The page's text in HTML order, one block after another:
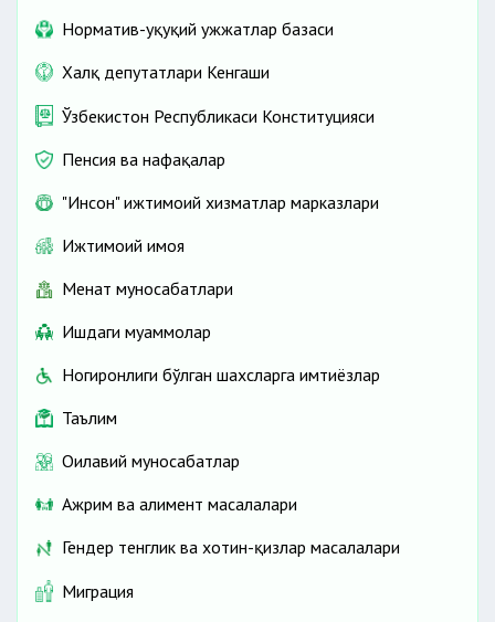
Норматив-ҳуқуқий ҳужжатлар базаси
Халқ депутатлари Кенгаши
Ўзбекистон Республикаси Конституцияси
Пенсия ва нафақалар
"Инсон" ижтимоий хизматлар марказлари
Ижтимоий ҳимоя
Меҳнат муносабатлари
Ишдаги муаммолар
Ногиронлиги бўлган шахсларга имтиёзлар
Таълим
Оилавий муносабатлар
Ажрим ва алимент масалалари
Гендер тенглик ва хотин-қизлар масалалари
Миграция